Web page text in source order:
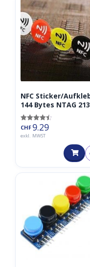
NFC Sticker/
144 Bytes NTAG 213
farbig, 6 Stück
Bewertet
4.50
CHF 9.29
exkl. MWST